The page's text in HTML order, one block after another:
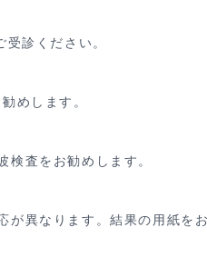
診ください。
めします。
査をお勧めします。
が異なります。結果の用紙を